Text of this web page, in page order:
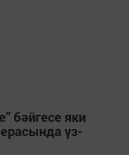
бәйгесе яки
үз-